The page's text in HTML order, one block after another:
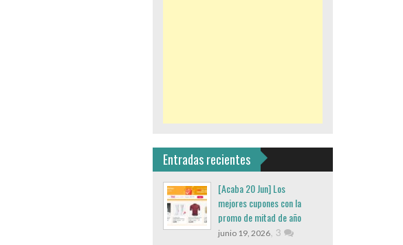
Entradas recientes
[Acaba 20 Jun] Los
mejores cupones con la
promo de mitad de año
junio 19, 2026, 3